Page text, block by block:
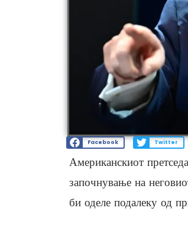
Facebook Twitter
Американскиот
започнување на
би оделе подалеку од